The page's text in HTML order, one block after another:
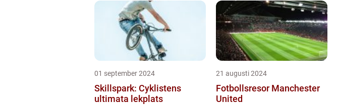
01 september 2024
Skillspark: Cyklistens
ultimata lekplats
21 augusti 2024
Fotbollsresor Manchester
United